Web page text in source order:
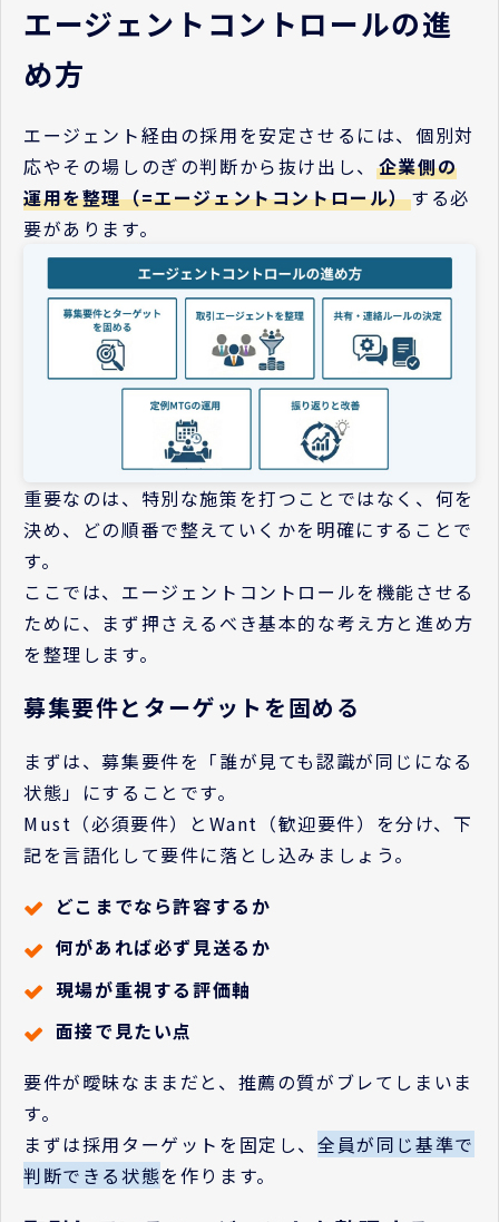
エージェントコントロールの進
め方
エージェント経由の採用を安定させるには、個別対
応やその場しのぎの判断から抜け出し、 企業側の
運用を整理（=エージェントコントロール）する必
要があります。
重要なのは、特別な施策を打つことではなく、何を
決め、どの順番で整えていくかを明確にすることで
す。
ここでは、エージェントコントロールを機能させる
ために、まず押さえるべき基本的な考え方と進め方
を整理します。
募集要件とターゲットを固める
まずは、募集要件を「誰が見ても認識が同じになる
状態」にすることです。
Must（必須要件）とWant（歓迎要件）を分け、下
記を言語化して要件に落とし込みましょう。
どこまでなら許容するか
何があれば必ず見送るか
現場が重視する評価軸
面接で見たい点
要件が曖昧なままだと、推薦の質がブレてしまいま
す。
まずは採用ターゲットを固定し、全員が同じ基準で
判断できる状態を作ります。